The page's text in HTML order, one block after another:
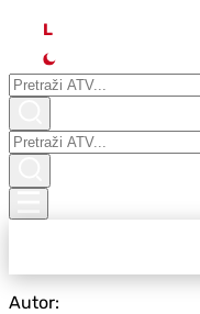
L
Autor: